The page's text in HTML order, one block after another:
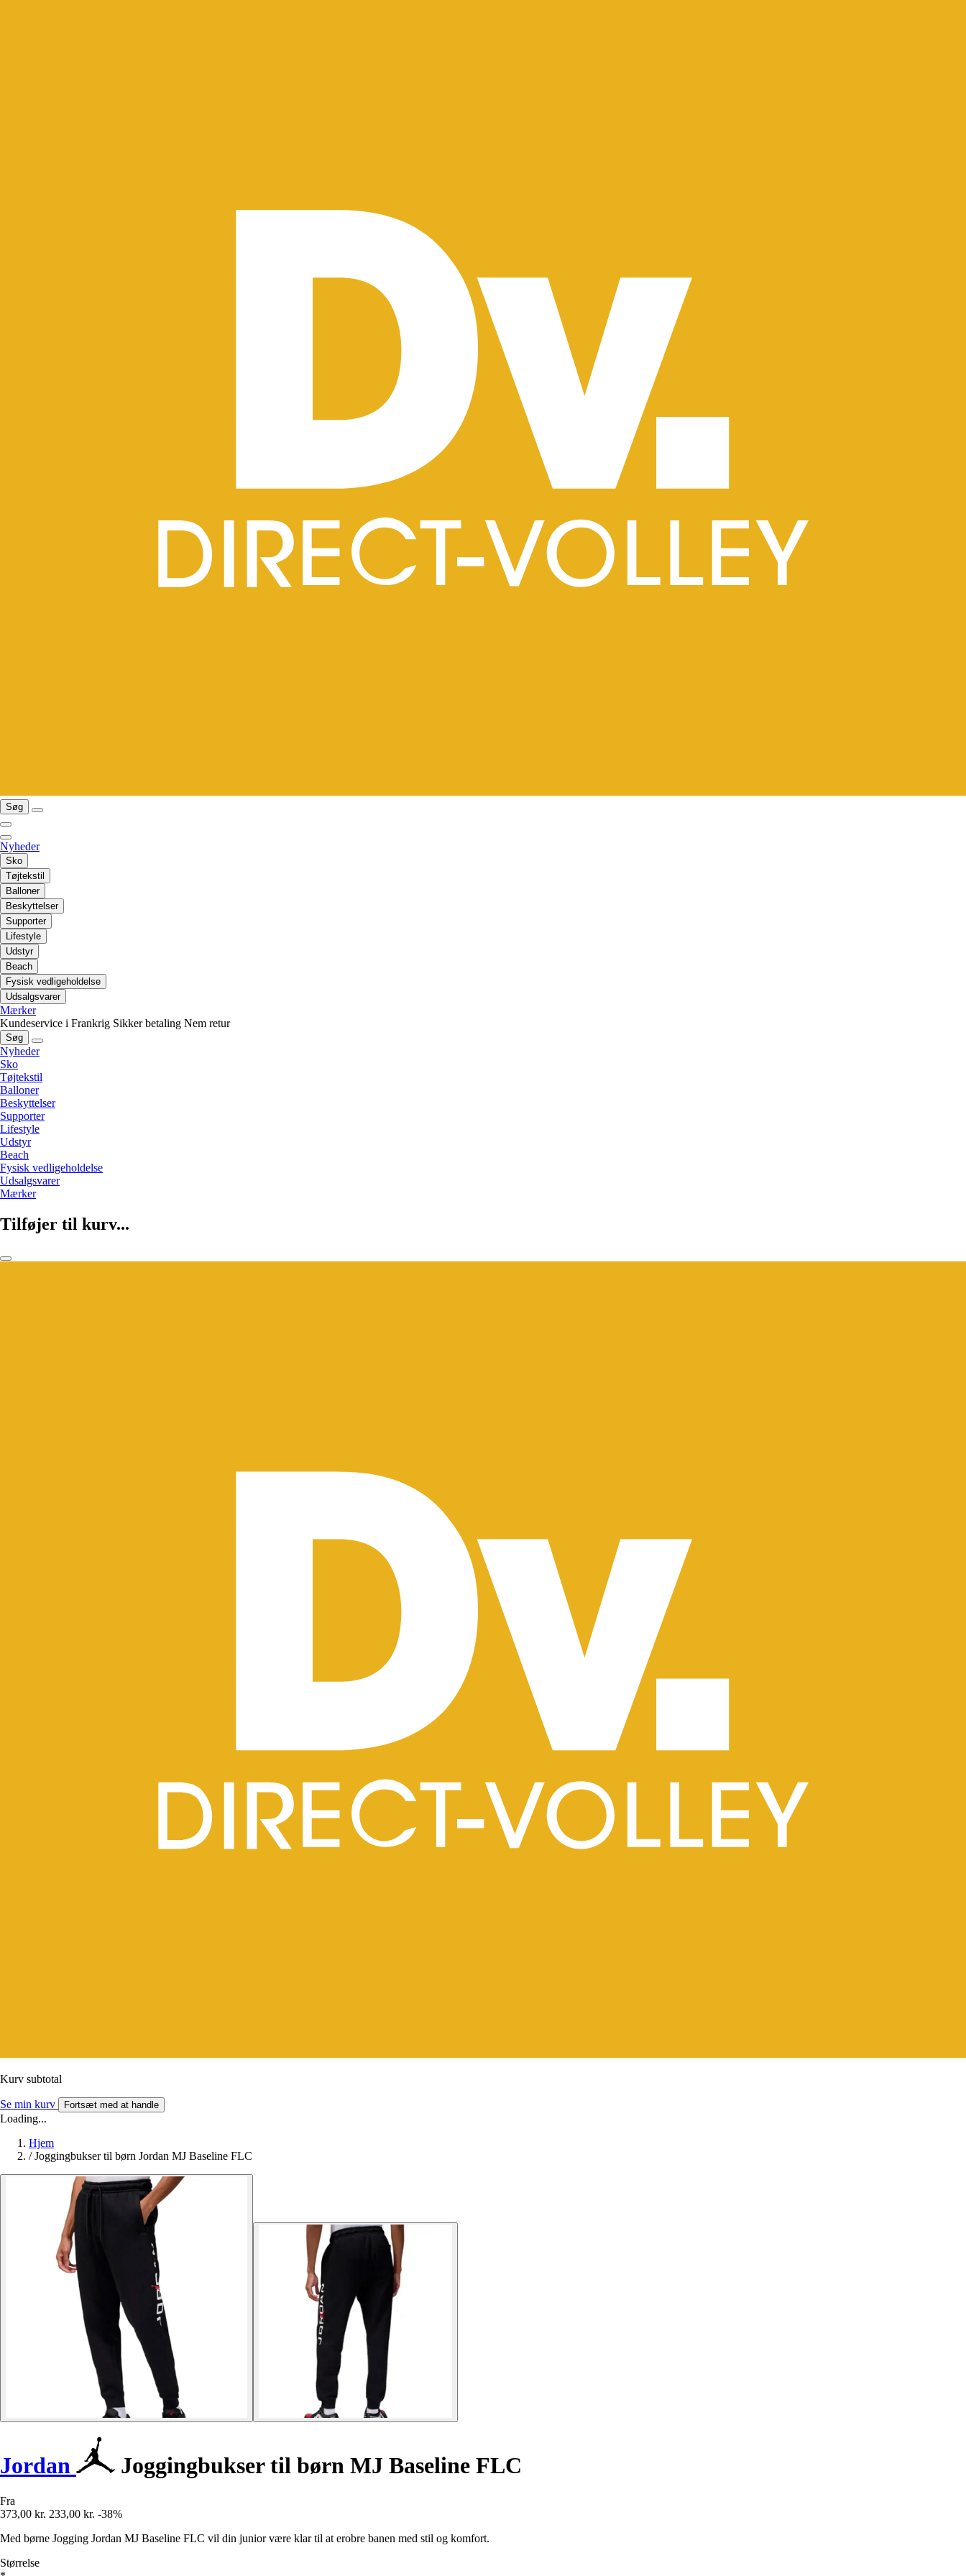
Søg
Nyheder
Sko
Tøjtekstil
Balloner
Beskyttelser
Supporter
Lifestyle
Udstyr
Beach
Fysisk vedligeholdelse
Udsalgsvarer
Mærker
Kundeservice i Frankrig Sikker betaling Nem retur
Søg
Nyheder
Sko
Tøjtekstil
Balloner
Beskyttelser
Supporter
Lifestyle
Udstyr
Beach
Fysisk vedligeholdelse
Udsalgsvarer
Mærker
Tilføjer til kurv...
Kurv subtotal
Se min kurv Fortsæt med at handle
Loading...
Hjem
/ Joggingbukser til børn Jordan MJ Baseline FLC
Jordan Joggingbukser til børn MJ Baseline FLC
Fra
373,00 kr. 233,00 kr. -38%
Med børne Jogging Jordan MJ Baseline FLC vil din junior være klar til at erobre banen med stil og komfort.
Størrelse